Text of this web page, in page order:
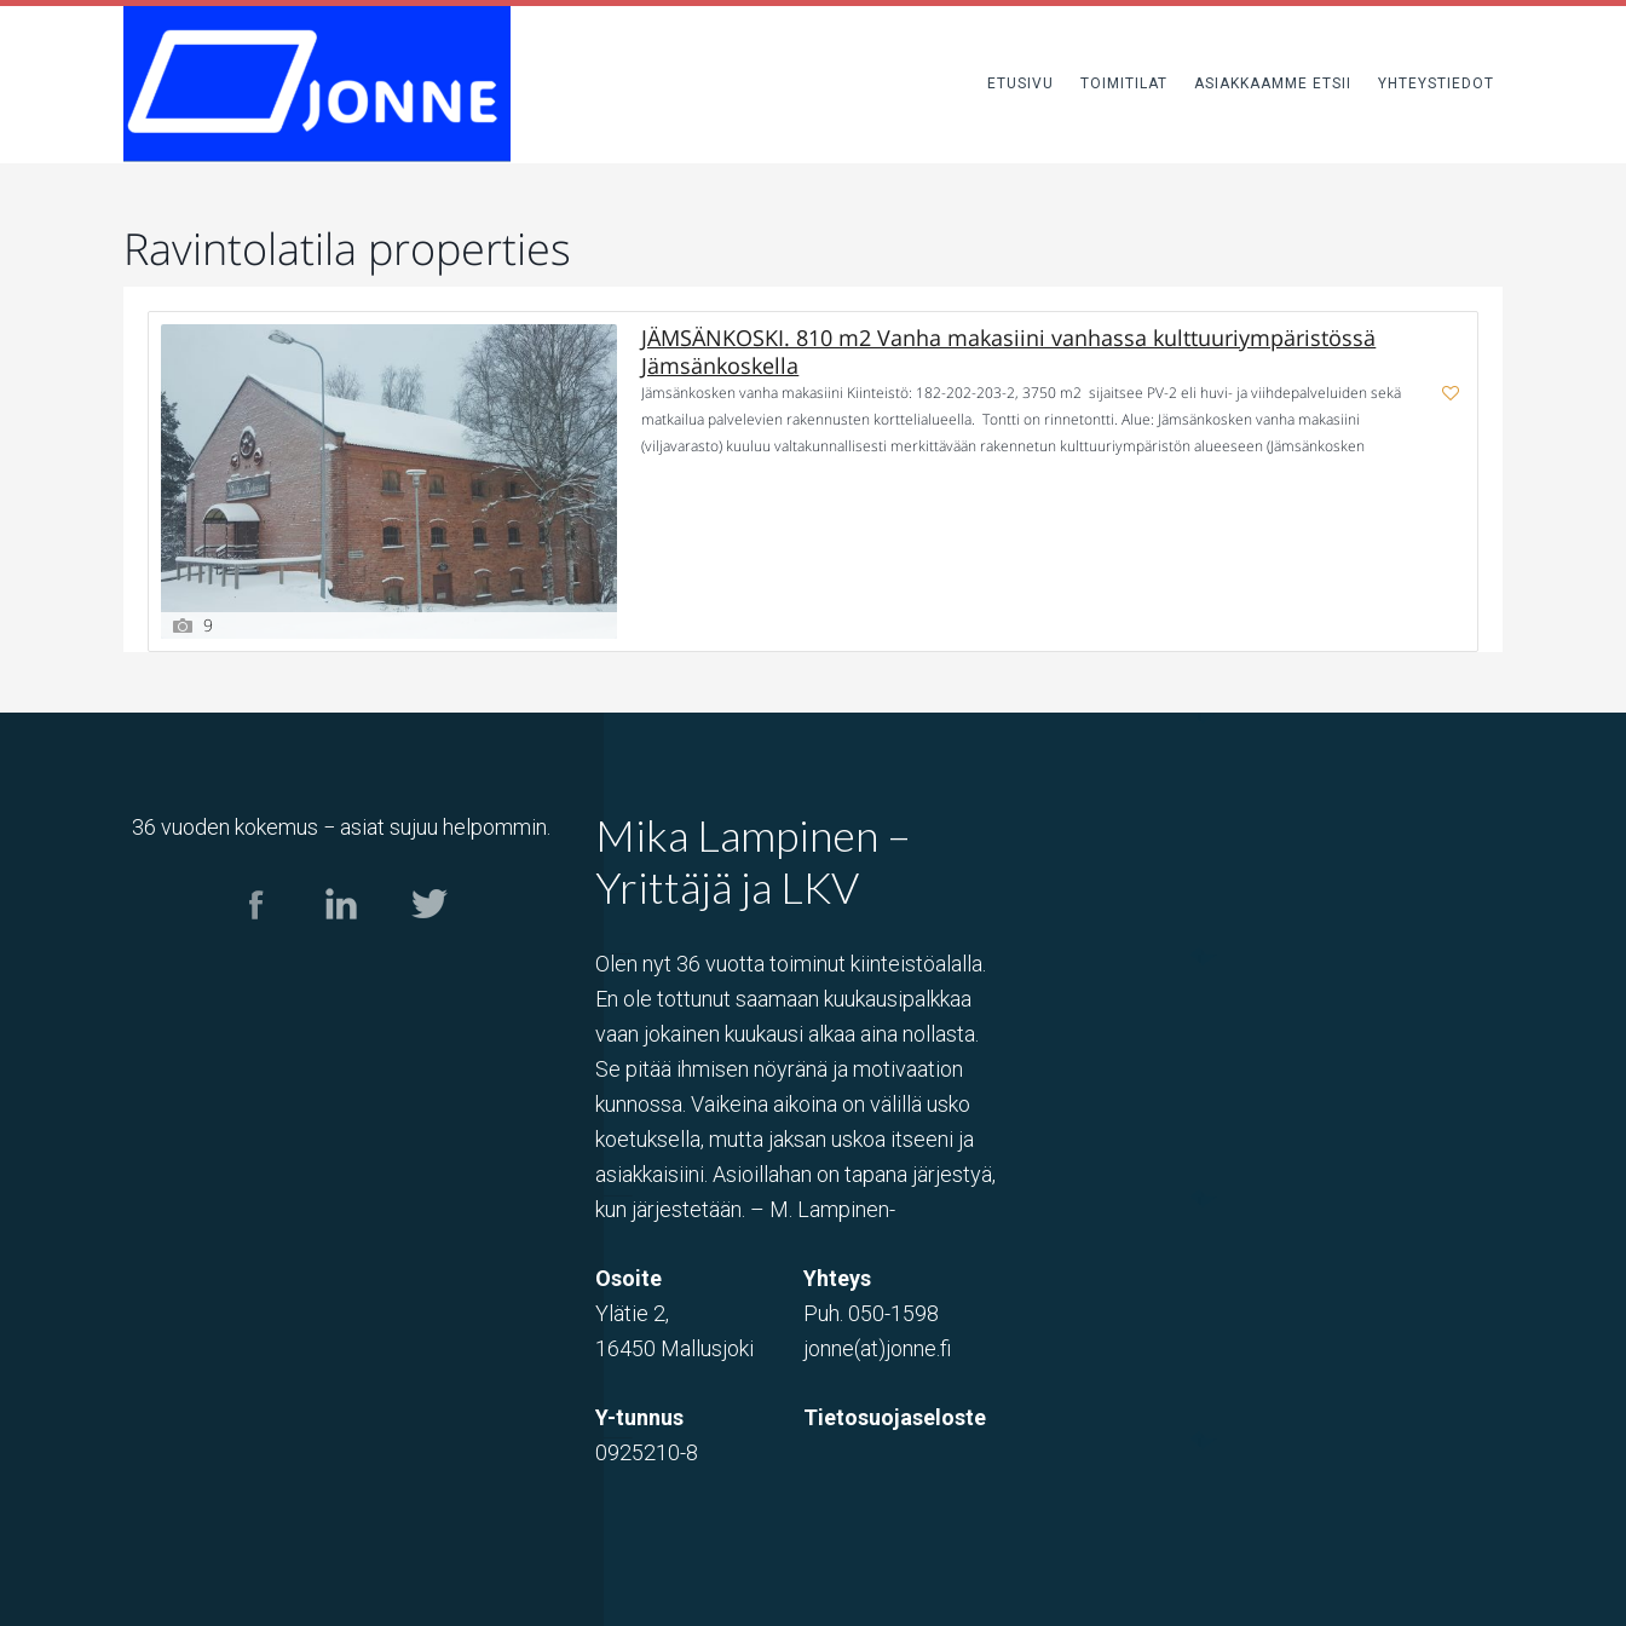
ETUSIVU TOIMITILAT ASIAKKAAMME ETSII YHTEYSTIEDOT
Ravintolatila properties
9
JÄMSÄNKOSKI. 810 m2 Vanha makasiini vanhassa kulttuuriympäristössä
Jämsänkoskella
Jämsänkosken vanha makasiini Kiinteistö: 182-202-203-2, 3750 m2 sijaitsee PV-2 eli huvi- ja viihdepalveluiden sekä
matkailua palvelevien rakennusten korttelialueella. Tontti on rinnetontti. Alue: Jämsänkosken vanha makasiini
(viljavarasto) kuuluu valtakunnallisesti merkittävään rakennetun kulttuuriympäristön alueeseen (Jämsänkosken
36 vuoden kokemus − asiat sujuu helpommin.
Mika Lampinen –
Yrittäjä ja LKV
Olen nyt 36 vuotta toiminut kiinteistöalalla.
En ole tottunut saamaan kuukausipalkkaa
vaan jokainen kuukausi alkaa aina nollasta.
Se pitää ihmisen nöyränä ja motivaation
kunnossa. Vaikeina aikoina on välillä usko
koetuksella, mutta jaksan uskoa itseeni ja
asiakkaisiini. Asioillahan on tapana järjestyä,
kun järjestetään. – M. Lampinen-
Osoite
Ylätie 2,
16450 Mallusjoki
Yhteys
Puh.050-1598
jonne(at)jonne.fi
Y-tunnus
0925210-8
Tietosuojaseloste